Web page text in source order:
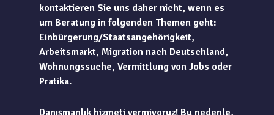
kontaktieren Sie uns daher nicht, wenn es
um Beratung in folgenden Themen geht:
Einbürgerung/Staatsangehörigkeit,
Arbeitsmarkt, Migration nach Deutschland,
Wohnungssuche, Vermittlung von Jobs oder
Pratika.
Danışmanlık hizmeti vermiyoruz! Bu nedenle,